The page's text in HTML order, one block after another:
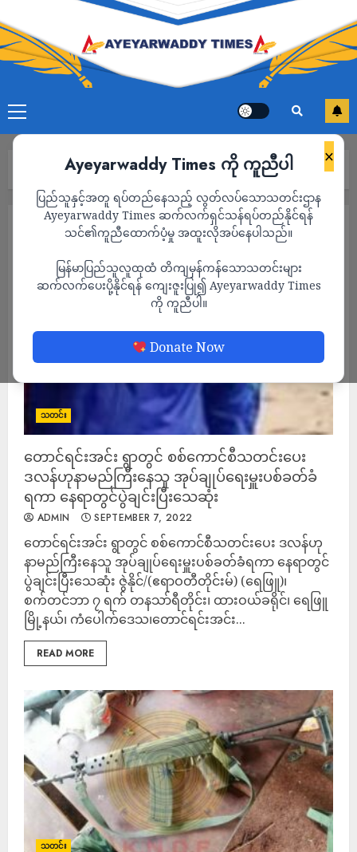
×
Ayeyarwaddy Times ကို ကူညီပါ
ပြည်သူနှင့်အတူ ရပ်တည်နေသည့် လွတ်လပ်သောသတင်းဌာန
Ayeyarwaddy Times ဆက်လက်ရှင်သန်ရပ်တည်နိုင်ရန်
သင်၏ကူညီထောက်ပံ့မှု အထူးလိုအပ်နေပါသည်။
မြန်မာပြည်သူလူထုထံ တိကျမှန်ကန်သောသတင်းများ
ဆက်လက်ပေးပို့နိုင်ရန် ကျေးဇူးပြု၍ Ayeyarwaddy Times
ကို ကူညီပါ။
Donate Now
သတင်း Page 1,581
သတင်း
သတင်း
တောင်ရင်းအင်း ရွာတွင် စစ်ကောင်စီသတင်းပေး
ဒလန်ဟုနာမည်ကြီးနေသူ အုပ်ချုပ်ရေးမှူးပစ်ခတ်ခံ
ရကာ နေရာတွင်ပွဲချင်းပြီးသေဆုံး
ADMIN SEPTEMBER 7, 2022
တောင်ရင်းအင်း ရွာတွင် စစ်ကောင်စီသတင်းပေး ဒလန်ဟု
နာမည်ကြီးနေသူ အုပ်ချုပ်ရေးမှူးပစ်ခတ်ခံရကာ နေရာတွင်
ပွဲချင်းပြီးသေဆုံး ဇွဲနိုင်/(ဧရာဝတီတိုင်းမ်) (ရေဖြူ)၊
စက်တင်ဘာ ၇ ရက် တနသာ်ရီတိုင်း၊ ထားဝယ်ခရိုင်၊ ရေဖြူ
မြို့နယ်၊ ကံပေါက်ဒေသ၊တောင်ရင်းအင်း...
READ MORE
သတင်း